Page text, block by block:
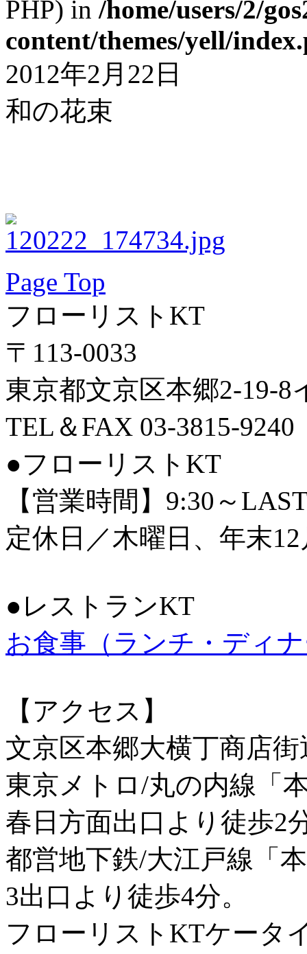
PHP) in /home/users/2/
content/themes/yell/
2012年2月22日
和の花束
Page Top
フローリストKT
〒113-0033
東京都文京区本郷2-19-8
TEL＆FAX 03-3815-9240
●フローリストKT
【営業時間】9:30～
定休日／木曜日、年末
●レストランKT
お食事（ランチ・ディ
【アクセス】
文京区本郷大横丁商店
東京メトロ/丸の内線「
春日方面出口より徒歩2
都営地下鉄/大江戸線「
3出口より徒歩4分。
フローリストKTケータ